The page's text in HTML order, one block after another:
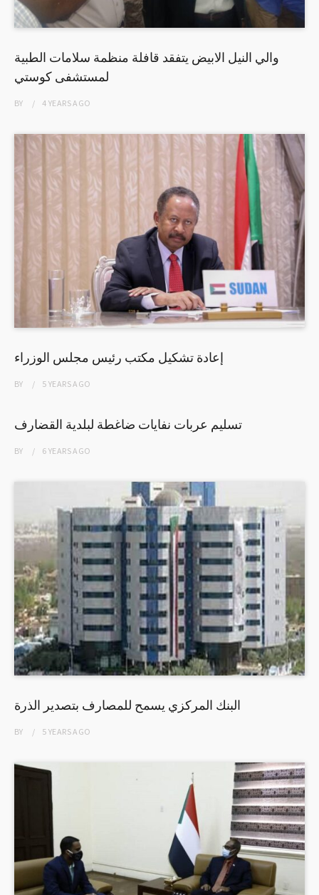
والي النيل الابيض يتفقد قافلة منظمة سلامات الطبية
لمستشفى كوستي
BY 4 YEARSAGO
إعادة تشكيل مكتب رئيس مجلس الوزراء
BY 5 YEARSAGO
تسليم عربات نفايات ضاغطة لبلدية القضارف
BY 6 YEARSAGO
البنك المركزي يسمح للمصارف بتصدير الذرة
BY 5 YEARSAGO